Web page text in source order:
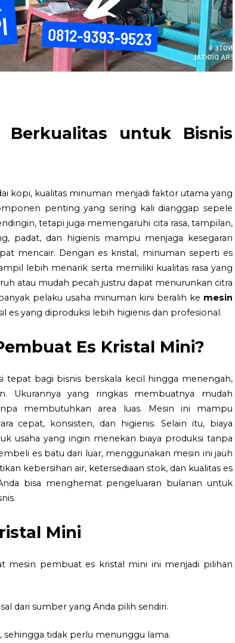
Berkualitas untuk Bisnis
kopi, kualitas minuman menjadi faktor utama yang
penting yang sering kali dianggap sepele
tetapi juga memengaruhi cita rasa, tampilan,
padat, dan higienis mampu menjaga kesegaran
mencair. Dengan es kristal, minuman seperti es
lebih menarik serta memiliki kualitas rasa yang
atau mudah pecah justru dapat menurunkan citra
pelaku usaha minuman kini beralih ke mesin
es yang diproduksi lebih higienis dan profesional.
Es Kristal Mini?
tepat bagi bisnis berskala kecil hingga menengah,
Ukurannya yang ringkas membuatnya mudah
membutuhkan area luas. Mesin ini mampu
cepat, konsisten, dan higienis. Selain itu, biaya
usaha yang ingin menekan biaya produksi tanpa
es batu dari luar, menggunakan mesin ini jauh
kebersihan air, ketersediaan stok, dan kualitas es
bisa menghemat pengeluaran bulanan untuk
Mini
mesin pembuat es kristal mini ini menjadi pilihan
dari sumber yang Anda pilih sendiri.
sehingga tidak perlu menunggu lama.